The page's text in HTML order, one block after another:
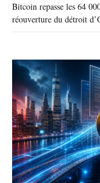
Bitcoin repasse les 64
réouverture du détroit